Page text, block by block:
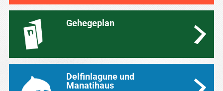
Gehegeplan
Delfinlagune und
Manatihaus